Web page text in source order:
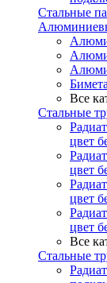
Стальные
Все
Стальные
цвет
цвет
цвет
цвет
Все
Стальные